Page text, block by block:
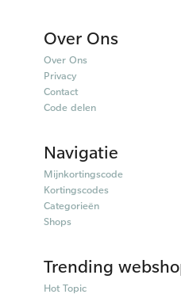
Over Ons
Over Ons
Privacy
Contact
Code delen
Navigatie
Mijnkortingscode
Kortingscodes
Categorieën
Shops
Trending
Hot Topic